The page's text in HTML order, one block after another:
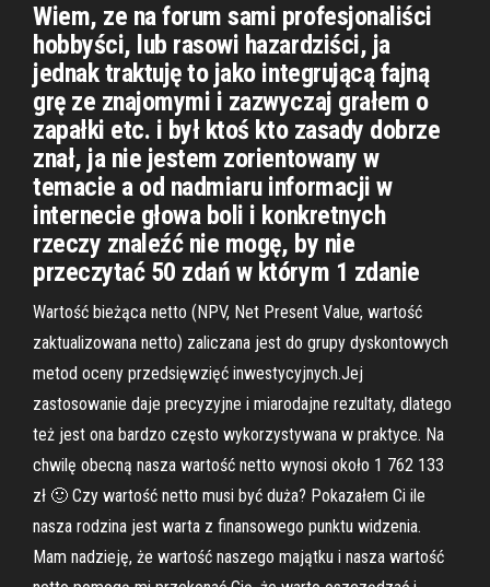
Wiem, ze na forum sami profesjonaliści
hobbyści, lub rasowi hazardziści, ja
jednak traktuję to jako integrującą fajną
grę ze znajomymi i zazwyczaj grałem o
zapałki etc. i był ktoś kto zasady dobrze
znał, ja nie jestem zorientowany w
temacie a od nadmiaru informacji w
internecie głowa boli i konkretnych
rzeczy znaleźć nie mogę, by nie
przeczytać 50 zdań w którym 1 zdanie
Wartość bieżąca netto (NPV, Net Present Value, wartość
zaktualizowana netto) zaliczana jest do grupy dyskontowych
metod oceny przedsięwzięć inwestycyjnych.Jej
zastosowanie daje precyzyjne i miarodajne rezultaty, dlatego
też jest ona bardzo często wykorzystywana w praktyce. Na
chwilę obecną nasza wartość netto wynosi około 1 762 133
zł 🙂 Czy wartość netto musi być duża? Pokazałem Ci ile
nasza rodzina jest warta z finansowego punktu widzenia.
Mam nadzieję, że wartość naszego majątku i nasza wartość